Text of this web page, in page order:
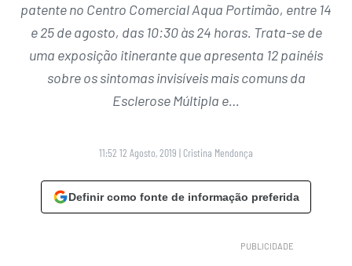
patente no Centro Comercial Aqua Portimão, entre 14
e 25 de agosto, das 10:30 às 24 horas. Trata-se de
uma exposição itinerante que apresenta 12 painéis
sobre os sintomas invisíveis mais comuns da
Esclerose Múltipla e…
11:52 12 Agosto, 2019 | Cristina Mendonça
Definir como fonte de informação preferida